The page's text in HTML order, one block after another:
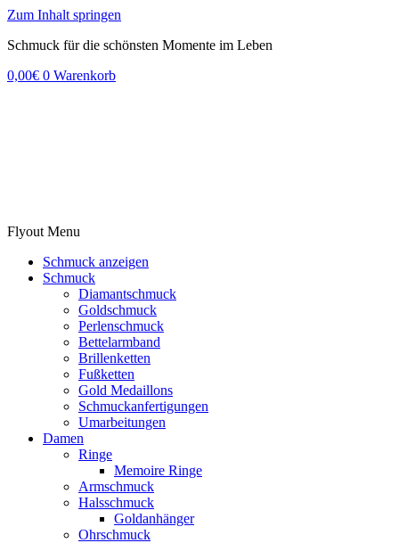
Zum Inhalt springen
Schmuck für die schönsten Momente im Leben
0,00€ 0 Warenkorb
Flyout Menu
Schmuck anzeigen
Schmuck
Diamantschmuck
Goldschmuck
Perlenschmuck
Bettelarmband
Brillenketten
Fußketten
Gold Medaillons
Schmuckanfertigungen
Umarbeitungen
Damen
Ringe
Memoire Ringe
Armschmuck
Halsschmuck
Goldanhänger
Ohrschmuck